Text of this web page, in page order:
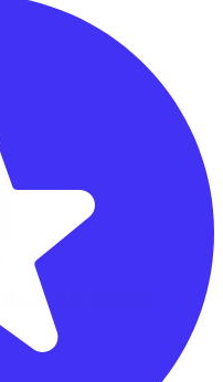
FE 400X